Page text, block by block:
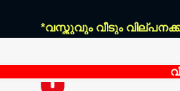
*വസ്തുവും വീടും വില്പനക്ക്:*
വീട്ടു